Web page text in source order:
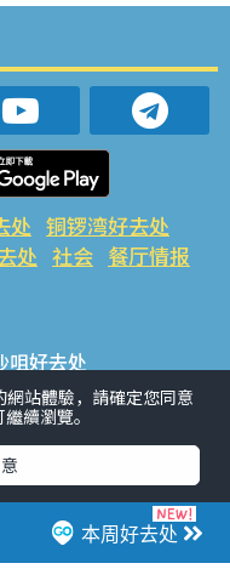
本周好去处
处 铜锣湾好去处
处 社会 餐厅情报
咀好去处
处 旺角好去处 社会
食社群热话
式
#限时抢
心 #著数 #网络热话
站體驗，請確定您同意
續瀏覽。